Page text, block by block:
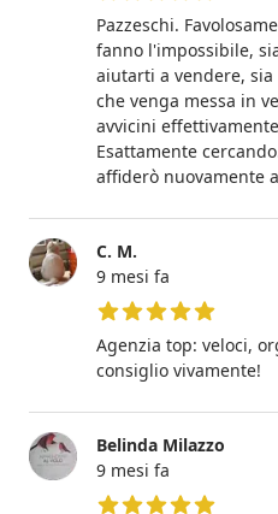
5 su 5 stelle
Pazzeschi.
fanno l'impossibile,
aiutarti a vendere,
che venga messa in
avvicini
Esattamente
affiderò nuovamente
C. M.
9 mesi fa
5 su 5 stelle
Agenzia top: veloci,
consiglio vivamente!
Belinda Milazzo
9 mesi fa